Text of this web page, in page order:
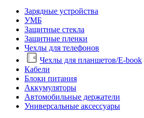
Зарядные устройства
УМБ
Защитные стекла
Защитные пленки
Чехлы для телефонов
Чехлы для планшетов/E-book
Кабели
Блоки питания
Аккумуляторы
Автомобильные держатели
Универсальные аксессуары